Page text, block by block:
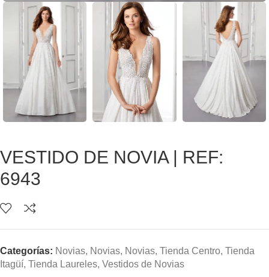
VESTIDO DE NOVIA | REF:
6943
Categorías: Novias, Novias, Novias, Tienda Centro, Tienda
Itagüí, Tienda Laureles, Vestidos de Novias